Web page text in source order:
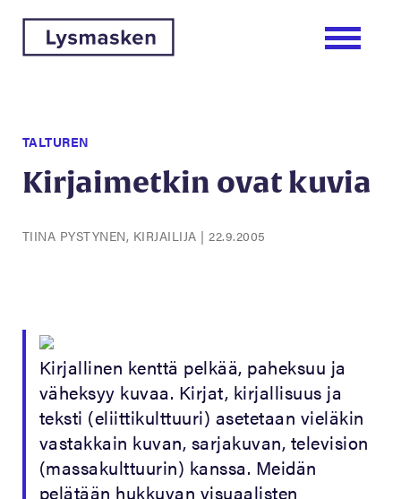
TALTUREN
Kirjaimetkin ovat kuvia
TIINA PYSTYNEN, KIRJAILIJA |22.9.2005
Kirjallinen kenttä pelkää, paheksuu ja
väheksyy kuvaa. Kirjat, kirjallisuus ja
teksti (eliittikulttuuri) asetetaan vieläkin
vastakkain kuvan, sarjakuvan, television
(massakulttuurin) kanssa. Meidän
pelätään hukkuvan visuaalisten